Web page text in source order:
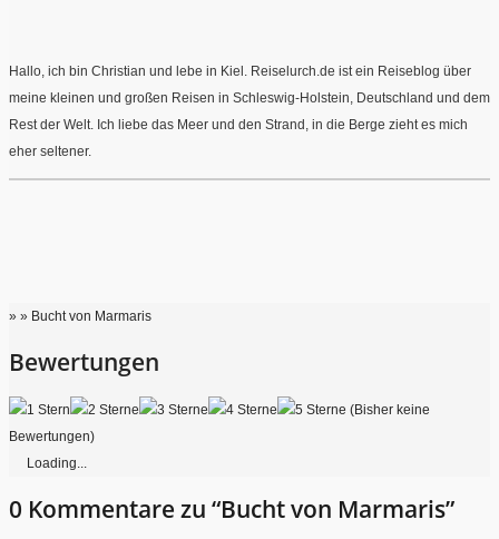
Hallo, ich bin Christian und lebe in Kiel. Reiselurch.de ist ein Reiseblog über
meine kleinen und großen Reisen in Schleswig-Holstein, Deutschland und dem
Rest der Welt. Ich liebe das Meer und den Strand, in die Berge zieht es mich
eher seltener.
» » Bucht von Marmaris
Bewertungen
(Bisher keine
Bewertungen)
Loading...
0 Kommentare zu “Bucht von Marmaris”